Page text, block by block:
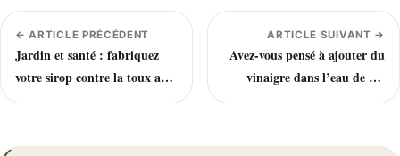
← ARTICLE PRÉCÉDENT
Jardin et santé : fabriquez
votre sirop contre la toux avec
des oignons
ARTICLE SUIVANT →
Avez-vous pensé à ajouter du
vinaigre dans l’eau de vos
poules ?